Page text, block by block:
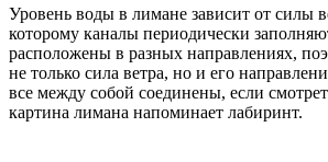
Уровень воды в лимане зависит от силы
которому каналы периодически
расположены в разных направлениях,
не только сила ветра, но и его
все между собой соединены, если
картина лимана напоминает лабиринт.